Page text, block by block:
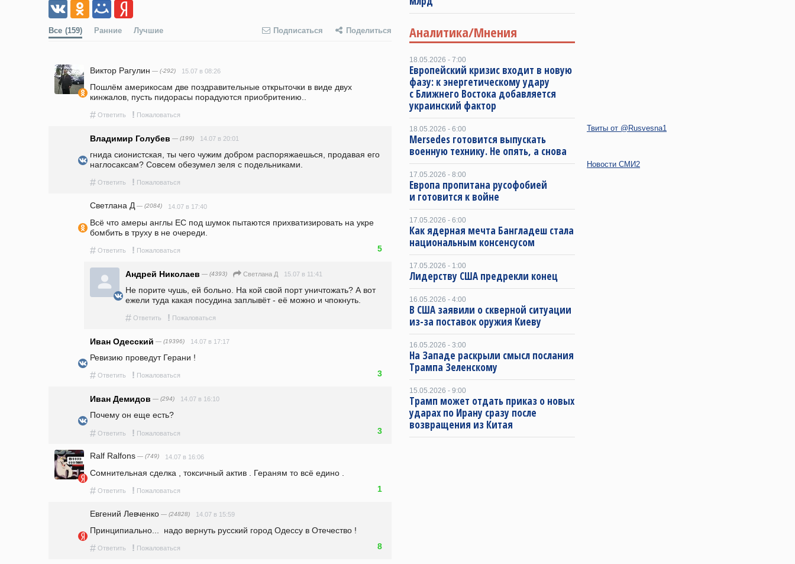
Все (159) Ранние Лучшие Подписаться Поделиться
Виктор Рагулин — (-292) 15.07 в 08:26
Пошлём америкосам две поздравительные открыточки в виде двух
кинжалов, пусть пидорасы порадуются приобритению..
# Ответить ! Пожаловаться
Владимир Голубев — (199) 14.07 в 20:01
гнида сионистская, ты чего чужим добром распоряжаешься, продавая его
наглосаксам? Совсем обезумел зеля с подельниками.
# Ответить ! Пожаловаться
Светлана Д — (2084) 14.07 в 17:40
Всё что амеры англы ЕС под шумок пытаются прихватизировать на укре
бомбить в труху в не очереди.
# Ответить ! Пожаловаться 5
Андрей Николаев — (4393) Светлана Д 15.07 в 11:41
Не порите чушь, ей больно. На кой свой порт уничтожать? А вот
ежели туда какая посудина заплывёт - её можно и чпокнуть.
# Ответить ! Пожаловаться
Иван Одесский — (19396) 14.07 в 17:17
Ревизию проведут Герани !
# Ответить ! Пожаловаться 3
Иван Демидов — (294) 14.07 в 16:10
Почему он еще есть?
# Ответить ! Пожаловаться 3
Ralf Ralfons — (749) 14.07 в 16:06
Сомнительная сделка , токсичный актив . Гераням то всё едино .
# Ответить ! Пожаловаться 1
Евгений Левченко — (24828) 14.07 в 15:59
Принципиально...  надо вернуть русский город Одессу в Отечество !
# Ответить ! Пожаловаться 8
Аналитика/Мнения
18.05.2026 - 7:00
Европейский кризис входит в новую
фазу: к энергетическому удару
с Ближнего Востока добавляется
украинский фактор
18.05.2026 - 6:00
Mersedes готовится выпускать
военную технику. Не опять, а снова
17.05.2026 - 8:00
Европа пропитана русофобией
и готовится к войне
17.05.2026 - 6:00
Как ядерная мечта Бангладеш стала
национальным консенсусом
17.05.2026 - 1:00
Лидерству США предрекли конец
16.05.2026 - 4:00
В США заявили о скверной ситуации
из-за поставок оружия Киеву
16.05.2026 - 3:00
На Западе раскрыли смысл послания
Трампа Зеленскому
15.05.2026 - 9:00
Трамп может отдать приказ о новых
ударах по Ирану сразу после
возвращения из Китая
Твиты от @Rusvesna1
Новости СМИ2